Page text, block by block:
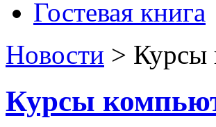
Гостевая книга
Новости > Курсы
Курсы